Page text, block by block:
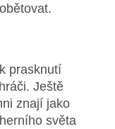
prasknutí
Ještě
znají jako
světa